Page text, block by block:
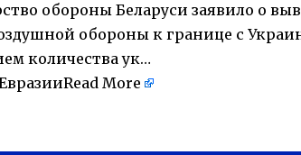
обороны Беларуси заявило о
обороны к границе с
количества ук…
Read More